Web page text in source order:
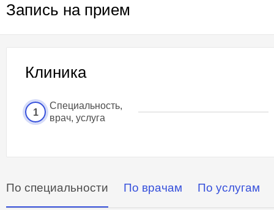
Запись на прием
Клиника
1
Специальность,
врач, услуга
По специальности По врачам По услугам